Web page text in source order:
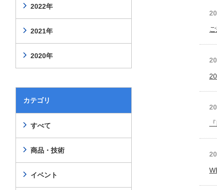
2022年
2021年
2020年
カテゴリ
すべて
商品・技術
イベント